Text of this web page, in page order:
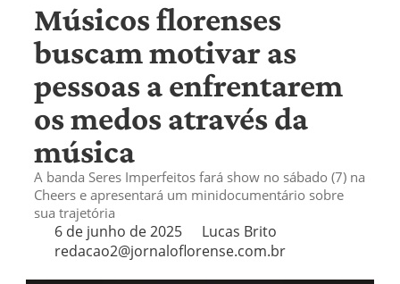
Músicos florenses
buscam motivar as
pessoas a enfrentarem
os medos através da
música
A banda Seres Imperfeitos fará show no sábado (7) na
Cheers e apresentará um minidocumentário sobre
sua trajetória
6 de junho de 2025
Lucas Brito
redacao2@jornaloflorense.com.br